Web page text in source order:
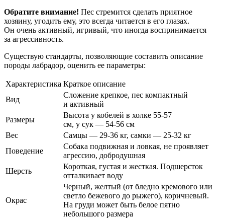
Обратите внимание! Пес стремится сделать приятное
хозяину, угодить ему, это всегда читается в его глазах.
Он очень активный, игривый, что иногда воспринимается
за агрессивность.
Существую стандарты, позволяющие составить описание
породы лабрадор, оценить ее параметры:
Характеристика Краткое описание
Вид
Сложение крепкое, пес компактный
и активный
Размеры
Высота у кобелей в холке 55-57
см, у сук — 54-56 см
Вес
Самцы — 29-36 кг, самки — 25-32 кг
Поведение
Собака подвижная и ловкая, не проявляет
агрессию, добродушная
Шерсть
Короткая, густая и жесткая. Подшерсток
отталкивает воду
Окрас
Черный, желтый (от бледно кремового или
светло бежевого до рыжего), коричневый.
На груди может быть белое пятно
небольшого размера